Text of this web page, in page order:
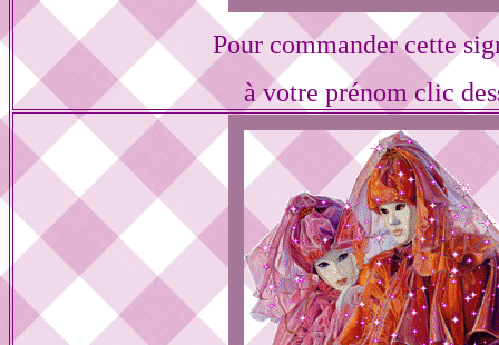
Pour commander cette
à votre prénom clic